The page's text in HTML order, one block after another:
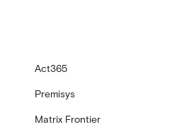
Act365
Premisys
Matrix Frontier